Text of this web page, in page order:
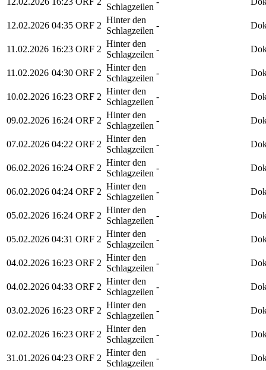
Schlagzeilen
12.02.2026 04:35 ORF 2
Hinter den
Schlagzeilen
-
11.02.2026 16:23 ORF 2
Hinter den
Schlagzeilen
-
11.02.2026 04:30 ORF 2
Hinter den
Schlagzeilen
-
10.02.2026 16:23 ORF 2
Hinter den
Schlagzeilen
-
09.02.2026 16:24 ORF 2
Hinter den
Schlagzeilen
-
07.02.2026 04:22 ORF 2
Hinter den
Schlagzeilen
-
06.02.2026 16:24 ORF 2
Hinter den
Schlagzeilen
-
06.02.2026 04:24 ORF 2
Hinter den
Schlagzeilen
-
05.02.2026 16:24 ORF 2
Hinter den
Schlagzeilen
-
05.02.2026 04:31 ORF 2
Hinter den
Schlagzeilen
-
04.02.2026 16:23 ORF 2
Hinter den
Schlagzeilen
-
04.02.2026 04:33 ORF 2
Hinter den
Schlagzeilen
-
03.02.2026 16:23 ORF 2
Hinter den
Schlagzeilen
-
02.02.2026 16:23 ORF 2
Hinter den
Schlagzeilen
-
31.01.2026 04:23 ORF 2
Hinter den
Schlagzeilen
-